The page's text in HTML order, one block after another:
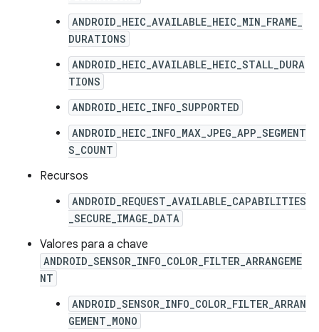
ANDROID_HEIC_AVAILABLE_HEIC_MIN_FRAME_
DURATIONS
ANDROID_HEIC_AVAILABLE_HEIC_STALL_DURA
TIONS
ANDROID_HEIC_INFO_SUPPORTED
ANDROID_HEIC_INFO_MAX_JPEG_APP_SEGMENT
S_COUNT
Recursos
ANDROID_REQUEST_AVAILABLE_CAPABILITIES
_SECURE_IMAGE_DATA
Valores para a chave
ANDROID_SENSOR_INFO_COLOR_FILTER_ARRANGEME
NT
ANDROID_SENSOR_INFO_COLOR_FILTER_ARRAN
GEMENT_MONO